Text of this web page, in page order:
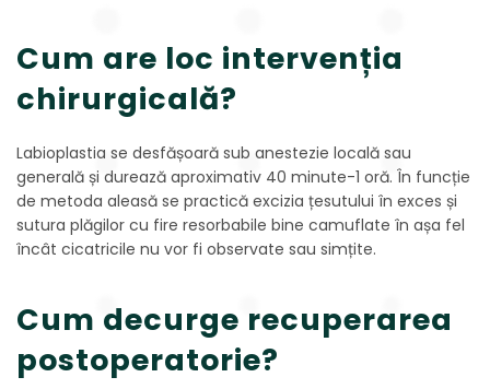
Cum are loc intervenția
chirurgicală?
Labioplastia se desfășoară sub anestezie locală sau
generală și durează aproximativ 40 minute-1 oră. În funcție
de metoda aleasă se practică excizia țesutului în exces și
sutura plăgilor cu fire resorbabile bine camuflate în așa fel
încât cicatricile nu vor fi observate sau simțite.
Cum decurge recuperarea
postoperatorie?